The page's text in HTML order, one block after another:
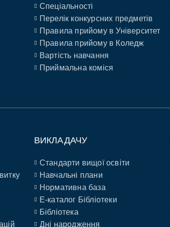
Спеціальності
Перелік конкурсних предметів
Правила прийому в Університет
Правила прийому в Коледж
Вартість навчання
Приймальна коміся
ВИКЛАДАЧУ
Стандарти вищої освіти
Навчальні плани
Нормативна база
E-каталог Бібліотеки
Бібліотека
Дні народження